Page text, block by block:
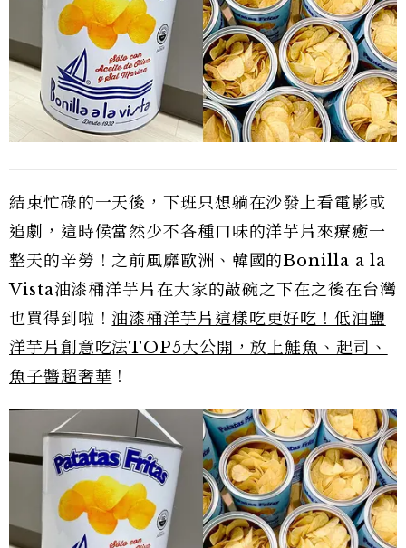
結束忙碌的一天後，下班只想躺在沙發上看電影或
追劇，這時候當然少不各種口味的洋芋片來療癒一
整天的辛勞！之前風靡歐洲、韓國的Bonilla a la
Vista油漆桶洋芋片在大家的敲碗之下在之後在台灣
也買得到啦！ 油漆桶洋芋片這樣吃更好吃！低油鹽
洋芋片創意吃法TOP5大公開，放上鮭魚、起司、
魚子醬超奢華 ！